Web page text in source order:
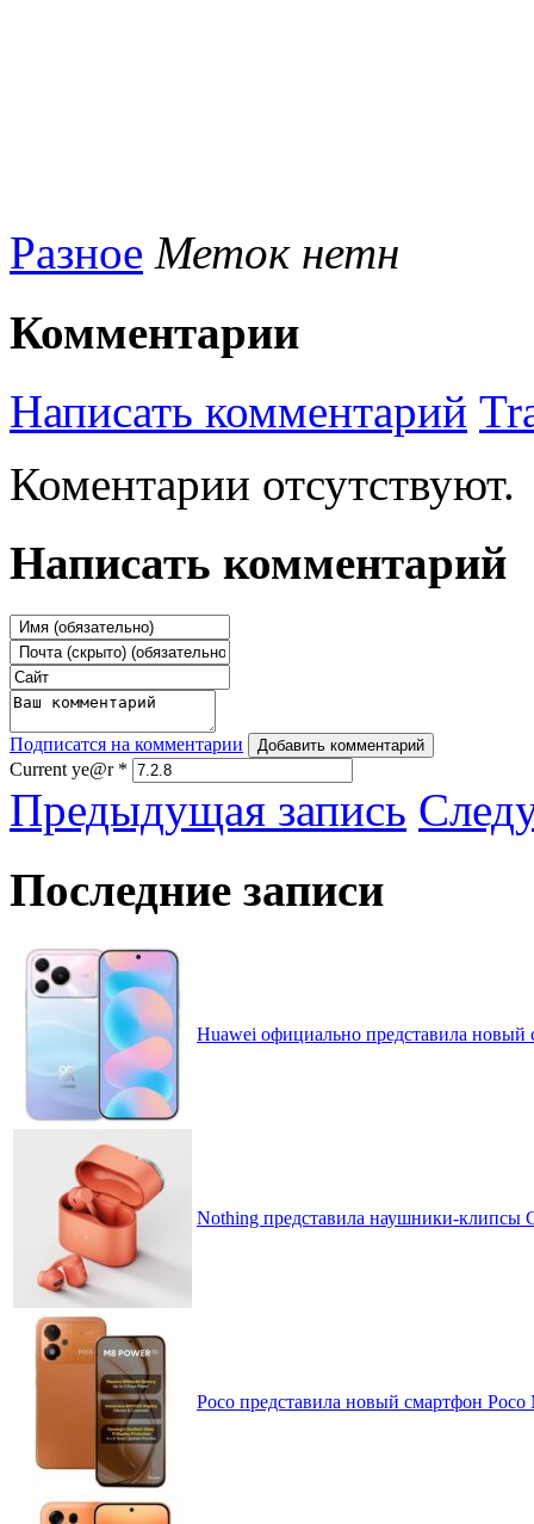
Разное Меток нетн
Комментарии
Написать комментарий
Коментарии отсутствуют.
Написать комментарий
Подписатся на комментарии Добавить комментарий
Current ye@r *
Предыдущая запись
Последние записи
Huawei официально представила
Nothing представила наушники-клипсы
Poco представила новый смартфон